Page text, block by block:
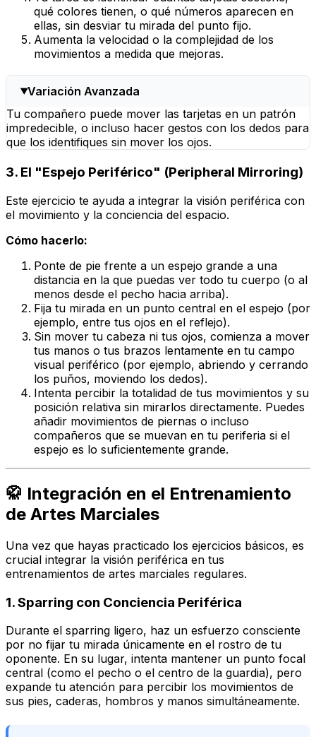
qué colores tienen, o qué números aparecen en
ellas, sin desviar tu mirada del punto fijo.
Aumenta la velocidad o la complejidad de los
movimientos a medida que mejoras.
Variación Avanzada
Tu compañero puede mover las tarjetas en un patrón
impredecible, o incluso hacer gestos con los dedos para
que los identifiques sin mover los ojos.
3. El "Espejo Periférico" (Peripheral Mirroring)
Este ejercicio te ayuda a integrar la visión periférica con
el movimiento y la conciencia del espacio.
Cómo hacerlo:
Ponte de pie frente a un espejo grande a una
distancia en la que puedas ver todo tu cuerpo (o al
menos desde el pecho hacia arriba).
Fija tu mirada en un punto central en el espejo (por
ejemplo, entre tus ojos en el reflejo).
Sin mover tu cabeza ni tus ojos, comienza a mover
tus manos o tus brazos lentamente en tu campo
visual periférico (por ejemplo, abriendo y cerrando
los puños, moviendo los dedos).
Intenta percibir la totalidad de tus movimientos y su
posición relativa sin mirarlos directamente. Puedes
añadir movimientos de piernas o incluso
compañeros que se muevan en tu periferia si el
espejo es lo suficientemente grande.
🥋 Integración en el Entrenamiento
de Artes Marciales
Una vez que hayas practicado los ejercicios básicos, es
crucial integrar la visión periférica en tus
entrenamientos de artes marciales regulares.
1. Sparring con Conciencia Periférica
Durante el sparring ligero, haz un esfuerzo consciente
por no fijar tu mirada únicamente en el rostro de tu
oponente. En su lugar, intenta mantener un punto focal
central (como el pecho o el centro de la guardia), pero
expande tu atención para percibir los movimientos de
sus pies, caderas, hombros y manos simultáneamente.